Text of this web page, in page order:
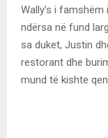
Wally’s i
ndërsa në fund
sa duket, Justin
restorant dhe
mund të kishte